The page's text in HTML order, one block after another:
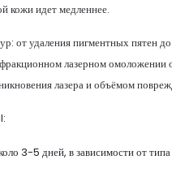
кожи идет медленнее.
от удаления пигментных пятен
лазерном омоложении
лазера и объёмом
3-5 дней, в зависимости от